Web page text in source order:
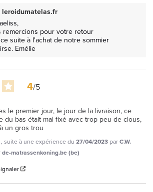
leroidumatelas.fr
remercions pour votre retour
suite à l'achat de notre sommier
Emélie
4/5
le premier jour, le jour de la livraison, ce
du bas était mal fixé avec trop peu de clous,
un gros trou
, suite à une expérience du 27/04/2023 parC.W.
de-matrassenkoning.be (be)